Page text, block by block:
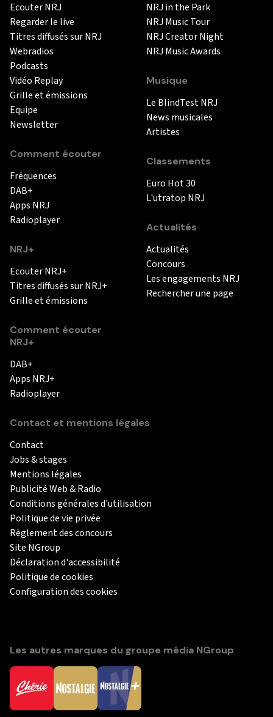
Ecouter NRJ
Regarder le live
Titres diffusés sur NRJ
Webradios
Podcasts
Vidéo Replay
Grille et émissions
Equipe
Newsletter
Comment écouter
Fréquences
DAB+
Apps NRJ
Radioplayer
NRJ+
Ecouter NRJ+
Titres diffusés sur NRJ+
Grille et émissions
Comment écouter
NRJ+
DAB+
Apps NRJ+
Radioplayer
NRJ in the Park
NRJ Music Tour
NRJ Creator Night
NRJ Music Awards
Musique
Le BlindTest NRJ
News musicales
Artistes
Classements
Euro Hot 30
L'utratop NRJ
Actualités
Actualités
Concours
Les engagements NRJ
Rechercher une page
Contact et mentions légales
Contact
Jobs & stages
Mentions légales
Publicité Web & Radio
Conditions générales d'utilisation
Politique de vie privée
Règlement des concours
Site NGroup
Déclaration d'accessibilité
Politique de cookies
Configuration des cookies
Les autres marques du groupe média NGroup